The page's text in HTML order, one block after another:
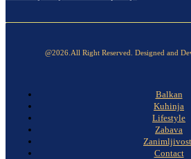
@2026.All Right Reserved. Designed and
Balkan
Kuhinja
Lifestyle
Zabava
Contact